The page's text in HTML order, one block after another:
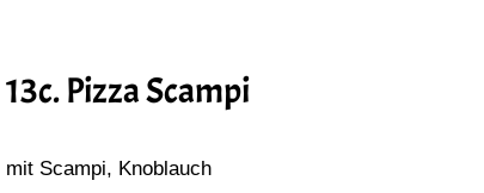
13c. Pizza Scampi
mit Scampi, Knoblauch